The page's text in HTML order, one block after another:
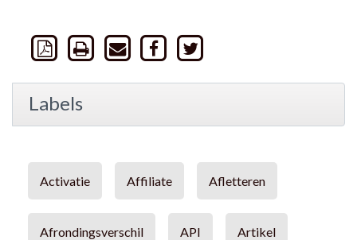
Labels
Activatie Affiliate Afletteren
Afrondingsverschil API Artikel